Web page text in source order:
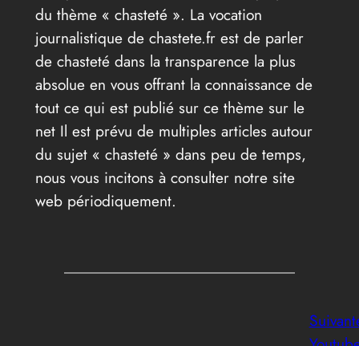
du thème « chasteté ». La vocation
journalistique de chastete.fr est de parler
de chasteté dans la transparence la plus
absolue en vous offrant la connaissance de
tout ce qui est publié sur ce thème sur le
net Il est prévu de multiples articles autour
du sujet « chasteté » dans peu de temps,
nous vous incitons à consulter notre site
web périodiquement.